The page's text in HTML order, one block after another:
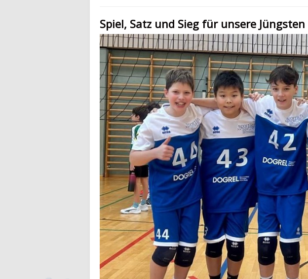
Spiel, Satz und Sieg für unsere Jüngsten